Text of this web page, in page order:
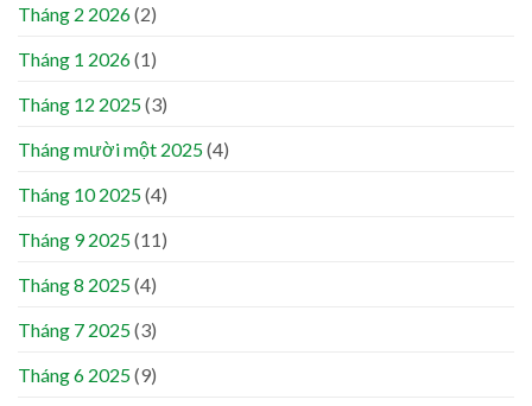
Tháng 2 2026(2)
Tháng 1 2026(1)
Tháng 12 2025(3)
Tháng mười một 2025(4)
Tháng 10 2025(4)
Tháng 9 2025(11)
Tháng 8 2025(4)
Tháng 7 2025(3)
Tháng 6 2025(9)